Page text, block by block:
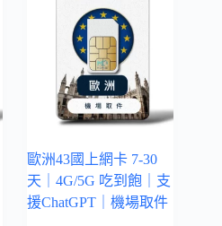
歐洲43國上網卡 7-30
天｜4G/5G 吃到飽｜支
援ChatGPT｜機場取件